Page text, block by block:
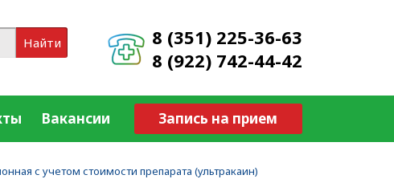
8 (351) 225-36-63
8 (922) 742-44-42
Найти
Запись на прием
Вакансии
с учетом стоимости препарата (ультракаин)